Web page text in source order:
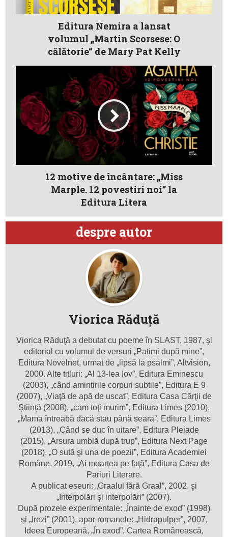
Editura Nemira a lansat
volumul „Martin Scorsese: O
călătorie“ de Mary Pat Kelly
12 motive de încântare: „Miss
Marple. 12 povestiri noi” la
Editura Litera
despre autor
Viorica Răduţă
Viorica Răduţă a debutat cu poeme în SLAST, 1987, şi
editorial cu volumul de versuri „Patimi după mine”,
Editura Novelnet, urmat de „lipsă la psalmi”, Altvision,
2000. Alte titluri: „Al 13-lea Iov”, Editura Eminescu
(2003), „când amintirile corpuri subtile”, Editura E 9
(2007), „Viaţă de apă de uscat”, Editura Casa Cărţii de
Ştiinţă (2008), „cam toţi murim”, Editura Limes (2010),
„Mama întreabă dacă stau până seara”, Editura Limes
(2013), „Când se duc în uitare”, Editura Pleiade
(2015), „Arsura umblă după trup”, Editura Next Page
(2018), „O sută şi una de poezii”, Editura Academiei
Române, 2019, „Ai moartea pe faţă”, Editura Casa de
Pariuri Literare.
A publicat eseuri: „Graalul fără Graal”, 2002, şi
„Interpolări şi interpolări” (2007).
După prozele experimentale: „Înainte de exod” (1998)
şi „Irozi” (2001), apar romanele: „Hidrapulper”, 2007,
Ideea Europeană, „În exod”, Cartea Românească,